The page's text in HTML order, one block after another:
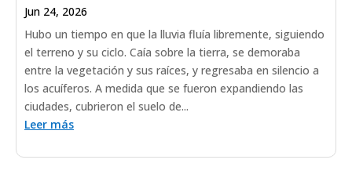
Jun 24, 2026
Hubo un tiempo en que la lluvia fluía libremente, siguiendo
el terreno y su ciclo. Caía sobre la tierra, se demoraba
entre la vegetación y sus raíces, y regresaba en silencio a
los acuíferos. A medida que se fueron expandiendo las
ciudades, cubrieron el suelo de...
Leer más